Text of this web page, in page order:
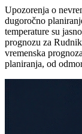
Upozorenja o
dugoročno
temperature su
prognozu za
vremenska
planiranja, od